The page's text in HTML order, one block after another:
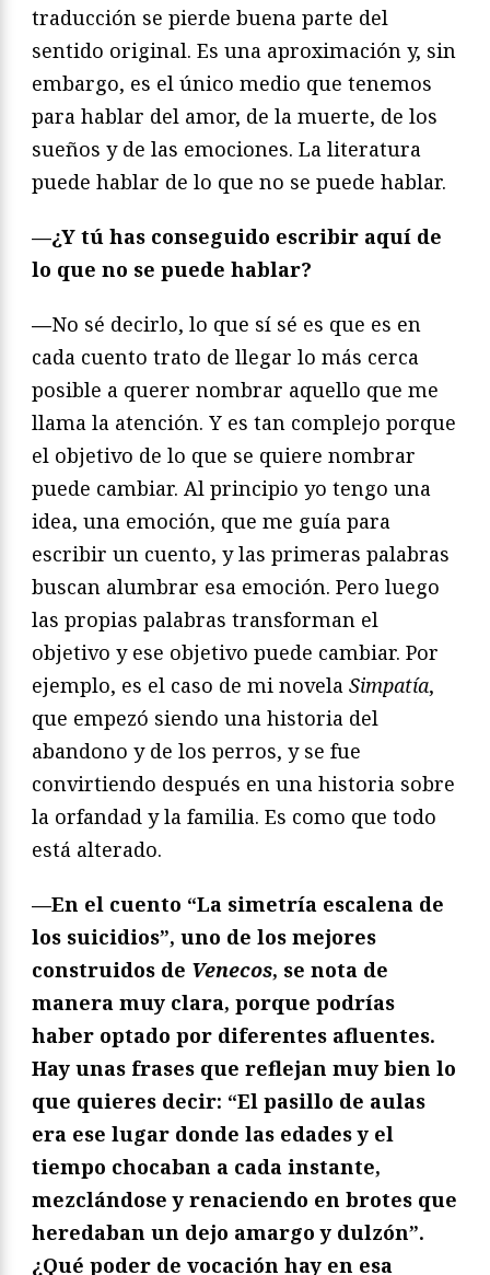
traducción se pierde buena parte del
sentido original. Es una aproximación y, sin
embargo, es el único medio que tenemos
para hablar del amor, de la muerte, de los
sueños y de las emociones. La literatura
puede hablar de lo que no se puede hablar.
—¿Y tú has conseguido escribir aquí de
lo que no se puede hablar?
—No sé decirlo, lo que sí sé es que es en
cada cuento trato de llegar lo más cerca
posible a querer nombrar aquello que me
llama la atención. Y es tan complejo porque
el objetivo de lo que se quiere nombrar
puede cambiar. Al principio yo tengo una
idea, una emoción, que me guía para
escribir un cuento, y las primeras palabras
buscan alumbrar esa emoción. Pero luego
las propias palabras transforman el
objetivo y ese objetivo puede cambiar. Por
ejemplo, es el caso de mi novela Simpatía,
que empezó siendo una historia del
abandono y de los perros, y se fue
convirtiendo después en una historia sobre
la orfandad y la familia. Es como que todo
está alterado.
—En el cuento “La simetría escalena de
los suicidios”, uno de los mejores
construidos de Venecos, se nota de
manera muy clara, porque podrías
haber optado por diferentes afluentes.
Hay unas frases que reflejan muy bien lo
que quieres decir: “El pasillo de aulas
era ese lugar donde las edades y el
tiempo chocaban a cada instante,
mezclándose y renaciendo en brotes que
heredaban un dejo amargo y dulzón”.
¿Qué poder de vocación hay en esa